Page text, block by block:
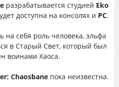
разрабатывается студией Eko
доступна на консолях и PC.
на себя роль человека, эльфа
в Старый Свет, который был
воинами Хаоса.
Chaosbane пока неизвестна.